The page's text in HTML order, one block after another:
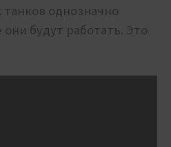
однозначно
будут работать. Это